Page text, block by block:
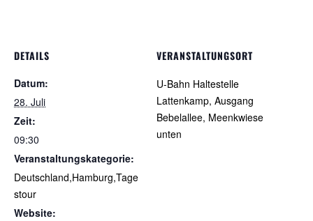
DETAILS
Datum:
28. Juli
Zeit:
09:30
Veranstaltungskategorie:
Deutschland,Hamburg,Tage
stour
Website:
VERANSTALTUNGSORT
U-Bahn Haltestelle
Lattenkamp, Ausgang
Bebelallee, Meenkwiese
unten